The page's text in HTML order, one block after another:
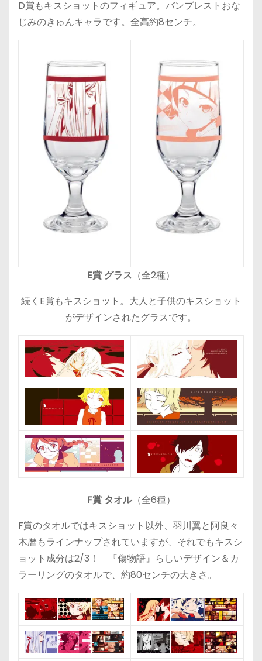
D賞もキスショットのフィギュア。バンプレストおな
じみのきゅんキャラです。全高約8センチ。
E賞 グラス （全2種）
続くE賞もキスショット。大人と子供のキスショット
がデザインされたグラスです。
F賞 タオル（全6種）
F賞のタオルではキスショット以外、羽川翼と阿良々
木暦もラインナップされていますが、それでもキスシ
ョット成分は2/3！ 『傷物語』らしいデザイン＆カ
ラーリングのタオルで、約80センチの大きさ。